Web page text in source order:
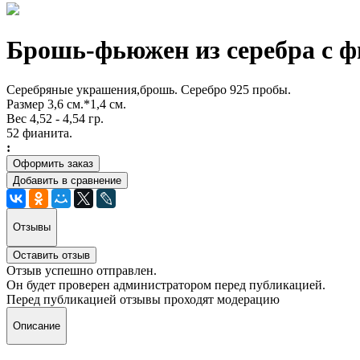
Брошь-фьюжен из серебра с
Серебряные украшения,брошь. Серебро 925 пробы.
Размер 3,6 см.*1,4 см.
Вес 4,52 - 4,54 гр.
52 фианита.
:
Оформить заказ
Добавить в сравнение
Отзывы
Оставить отзыв
Отзыв успешно отправлен.
Он будет проверен администратором перед публикацией.
Перед публикацией отзывы проходят модерацию
Описание